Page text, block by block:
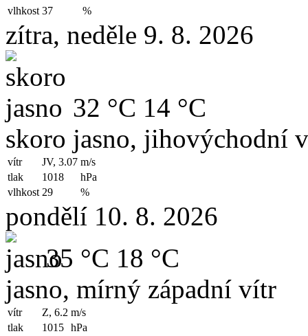
vlhkost 37 %
zítra, neděle 9. 8. 2026
32 °C 14 °C
skoro jasno, jihovýchodní
vítr JV, 3.07 m/s
tlak
1018
hPa
vlhkost 29 %
pondělí 10. 8. 2026
35 °C 18 °C
jasno, mírný západní vítr
vítr Z, 6.2 m/s
tlak
1015 hPa